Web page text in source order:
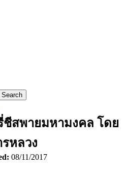
Search
ชีสพายมหามงคล โดย
หลวง
08/11/2017